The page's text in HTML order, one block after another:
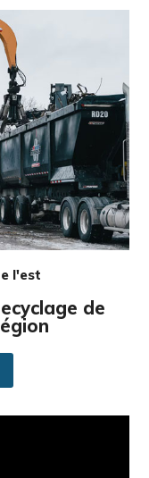
l'est
de